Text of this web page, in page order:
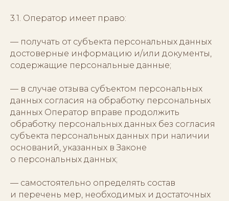
3.1. Оператор имеет право:
— получать от субъекта персональных данных
достоверные информацию и/или документы,
содержащие персональные данные;
— в случае отзыва субъектом персональных
данных согласия на обработку персональных
данных Оператор вправе продолжить
обработку персональных данных без согласия
субъекта персональных данных при наличии
оснований, указанных в Законе
о персональных данных;
— самостоятельно определять состав
и перечень мер, необходимых и достаточных